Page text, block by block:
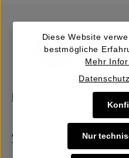
Verkaufen | Einbringen
Diese Website
bestmögliche
Mehr
Datenschutz
Nur